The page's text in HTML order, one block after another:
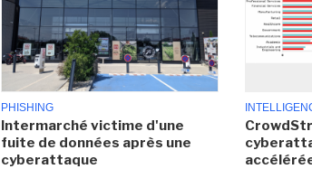
PHISHING
Intermarché victime d'une
fuite de données après une
cyberattaque